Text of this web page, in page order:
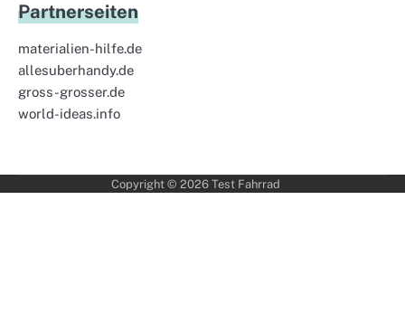
Partnerseiten
materialien-hilfe.de
allesuberhandy.de
gross-grosser.de
world-ideas.info
Copyright © 2026 Test Fahrrad